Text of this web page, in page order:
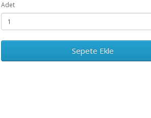
Adet
Sepete Ekle